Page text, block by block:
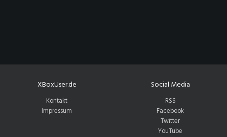
XBoxUser.de
Kontakt
Impressum
Social Media
RSS
Facebook
Twitter
YouTube